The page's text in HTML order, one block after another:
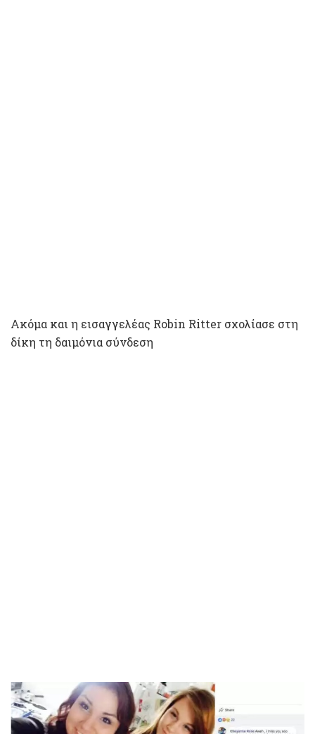
Ακόμα και η εισαγγελέας Robin Ritter σχολίασε στη
δίκη τη δαιμόνια σύνδεση